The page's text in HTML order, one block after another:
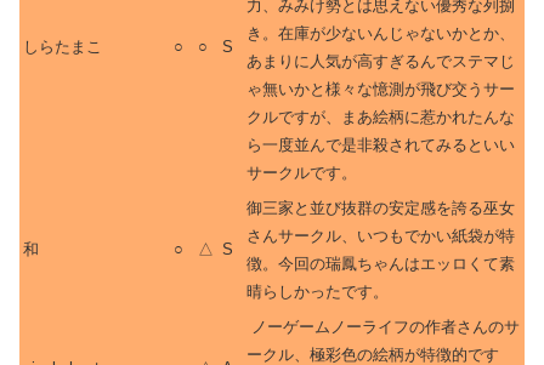
しらたまこ ○ ○ S
力、みみけ勢とは思えない優秀な列捌
き。在庫が少ないんじゃないかとか、
あまりに人気が高すぎるんでステマじ
ゃ無いかと様々な憶測が飛び交うサー
クルですが、まあ絵柄に惹かれたんな
ら一度並んで是非殺されてみるといい
サークルです。
和 ○ △ S
御三家と並び抜群の安定感を誇る巫女
さんサークル、いつもでかい紙袋が特
徴。今回の瑞鳳ちゃんはエッロくて素
晴らしかったです。
ノーゲームノーライフの作者さんのサ
ークル、極彩色の絵柄が特徴的です